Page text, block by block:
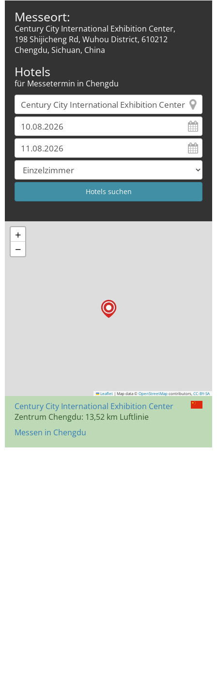
Messeort:
Century City International Exhibition Center,
198 Shijicheng Rd, Wuhou District, 610212
Chengdu, Sichuan, China
Hotels
für Messetermin in Chengdu
+
−
Leaflet | Map data © OpenStreetMap contributors, CC-BY-SA
Century City International Exhibition Center
Zentrum Chengdu: 13,52 km Luftlinie
Messen in Chengdu